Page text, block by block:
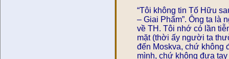
“Tôi không tin Tố Hữu
– Giai Phẩm”. Ông ta là
về TH. Tôi nhớ có lần
mặt (thời ấy người ta
đến Moskva, chứ không
mình, chứ không đưa